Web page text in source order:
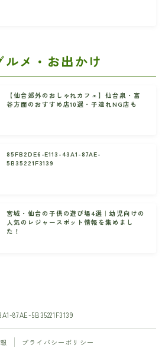
メ・お出かけ
【仙台郊外のおしゃれカフェ】仙台泉・富
谷方面のおすすめ店10選・子連れNG店も
85FB2DE6-E113-43A1-87AE-
5B35221F3139
宮城・仙台の子供の遊び場4選｜幼児向けの
人気のレジャースポット情報を集めまし
た！
87AE-5B35221F3139
プライバシーポリシー